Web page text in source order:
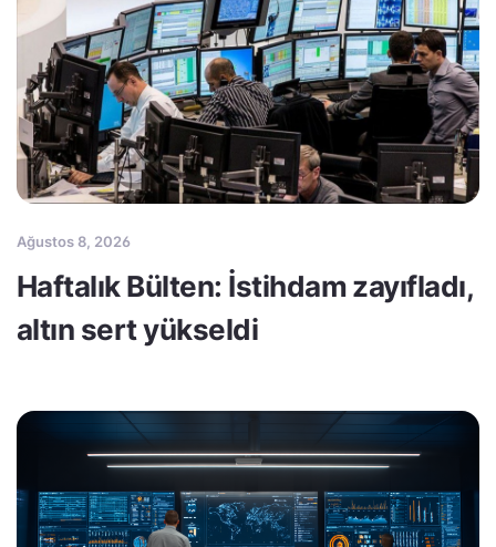
Ağustos 8, 2026
Haftalık Bülten: İstihdam zayıfladı,
altın sert yükseldi